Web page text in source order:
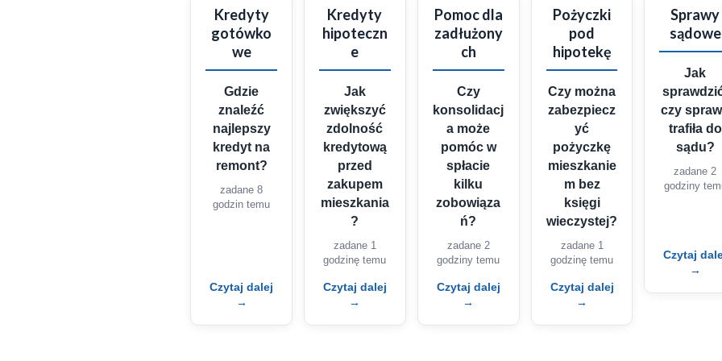
Kredyty
gotówko
we
Gdzie
znaleźć
najlepszy
kredyt na
remont?
zadane 8
godzin temu
Czytaj dalej
→
Kredyty
hipoteczn
e
Jak
zwiększyć
zdolność
kredytową
przed
zakupem
mieszkania
?
zadane 1
godzinę temu
Czytaj dalej
→
Pomoc dla
zadłużony
ch
Czy
konsolidacj
a może
pomóc w
spłacie
kilku
zobowiąza
ń?
zadane 2
godziny temu
Czytaj dalej
→
Pożyczki
pod
hipotekę
Czy można
zabezpiecz
yć
pożyczkę
mieszkanie
m bez
księgi
wieczystej?
zadane 1
godzinę temu
Czytaj dalej
→
Sprawy
sądowe
Jak
czy
trafiła do
sądu?
zadane 2
godziny
Czytaj
→